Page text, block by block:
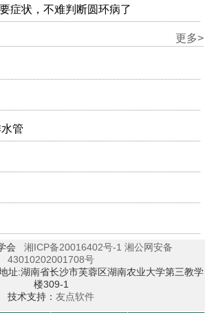
症状，不难判断圆环病了
更多>
管
会 湘ICP备20016402号-1 湘公网安备
43010202001708号
:湖南省长沙市芙蓉区湖南农业大学第三教学
楼309-1
技术支持： 友点软件